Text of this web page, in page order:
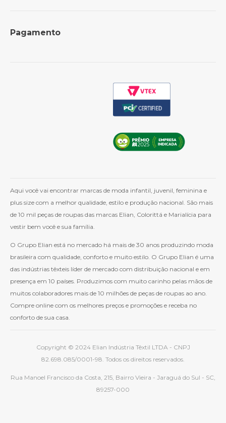
Política de Frete
Como Comprar
Pagamento
Aqui você vai encontrar marcas de moda infantil, juvenil, feminina e
plus size com a melhor qualidade, estilo e produção nacional. São mais
de 10 mil peças de roupas das marcas Elian, Colorittá e Marialícia para
vestir bem você e sua família.
O Grupo Elian está no mercado há mais de 30 anos produzindo moda
brasileira com qualidade, conforto e muito estilo. O Grupo Elian é uma
das indústrias têxteis líder de mercado com distribuição nacional e em
presença em 10 países. Produzimos com muito carinho pelas mãos de
muitos colaboradores mais de 10 milhões de peças de roupas ao ano.
Compre online com os melhores preços e promoções e receba no
conforto de sua casa.
Copyright © 2024 Elian Indústria Têxtil LTDA - CNPJ
82.698.085/0001-98. Todos os direitos reservados.
Rua Manoel Francisco da Costa, 215, Bairro Vieira - Jaraguá do Sul - SC,
89257-000